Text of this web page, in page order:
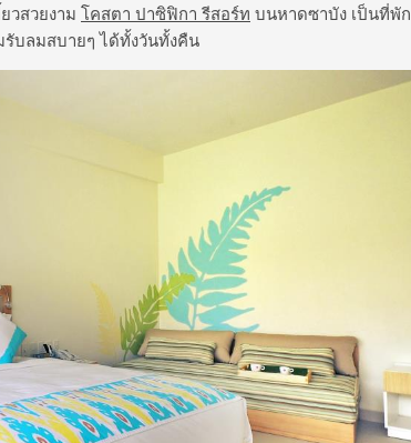
วสวยงาม โคสตา ปาซิฟิกา รีสอร์ท บนหาดซาบัง เป็นที่พัก
บลมสบายๆ ได้ทั้งวันทั้งคืน